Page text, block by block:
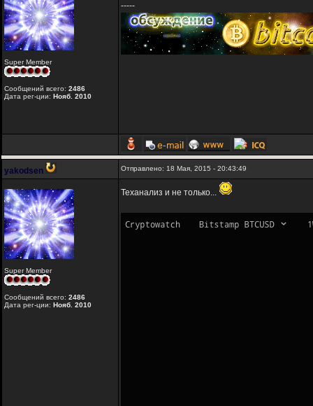
Super Member
Сообщений всего: 2486
Дата рег-ции: Нояб. 2010
-----
yakodsen Отправлено: 18 Мая, 2015 - 20:43:49
Super Member
Сообщений всего: 2486
Дата рег-ции: Нояб. 2010
Теханализ и не только...